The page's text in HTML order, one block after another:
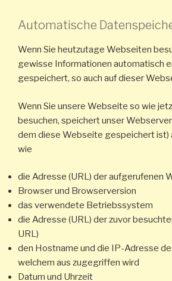
Automatische
Wenn Sie heutzutage Webseiten
gewisse Informationen automatisch
gespeichert, so auch auf dieser
Wenn Sie unsere Webseite so wie
besuchen, speichert unser
dem diese Webseite gespeichert ist)
wie
die Adresse (URL) der aufgerufenen
Browser und Browserversion
das verwendete Betriebssystem
die Adresse (URL) der zuvor
URL)
den Hostname und die IP-Adresse
welchem aus zugegriffen wird
Datum und Uhrzeit